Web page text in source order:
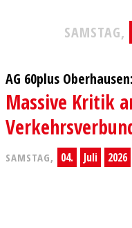
SAMSTAG,
AG 60plus Oberhausen:
Massive Kritik
SAMSTAG, 04. Juli 2026